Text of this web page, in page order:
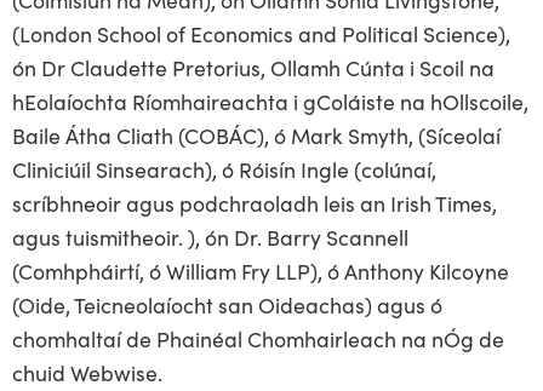
(London School of Economics and Political Science),
ón Dr Claudette Pretorius, Ollamh Cúnta i Scoil na
hEolaíochta Ríomhaireachta i gColáiste na hOllscoile,
Baile Átha Cliath (COBÁC), ó Mark Smyth, (Síceolaí
Cliniciúil Sinsearach), ó Róisín Ingle (colúnaí,
scríbhneoir agus podchraoladh leis an Irish Times,
agus tuismitheoir. ), ón Dr. Barry Scannell
(Comhpháirtí, ó William Fry LLP), ó Anthony Kilcoyne
(Oide, Teicneolaíocht san Oideachas) agus ó
chomhaltaí de Phainéal Chomhairleach na nÓg de
chuid Webwise.